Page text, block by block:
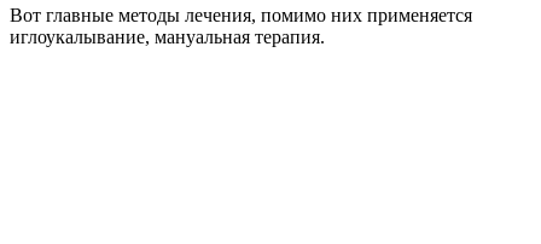
Вот главные методы лечения, помимо них применяется
иглоукалывание, мануальная терапия.